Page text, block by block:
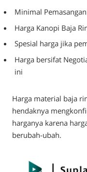
Minimal
Harga Kanopi Baja
Spesial harga jika
Harga bersifat
ini
Harga material baja
hendaknya
harganya karena
berubah-ubah.